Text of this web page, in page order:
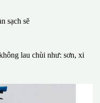
sạch sẽ
lau chùi như: sơn, xi